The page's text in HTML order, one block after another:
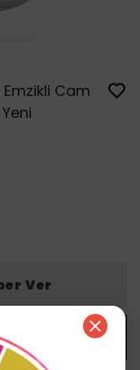
Cam
Ver